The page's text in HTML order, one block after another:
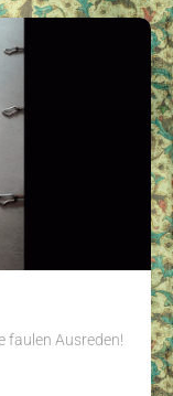
faulen Ausreden!